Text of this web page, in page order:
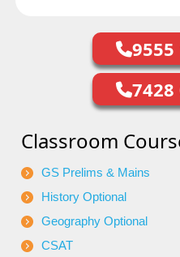
9555
7428
Classroom
GS Prelims & Mains
History Optional
Geography Optional
CSAT